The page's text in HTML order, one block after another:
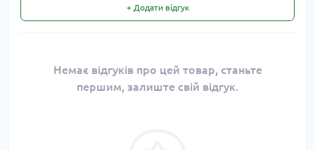
+ Додати відгук
Немає відгуків про цей товар, станьте
першим, залиште свій відгук.